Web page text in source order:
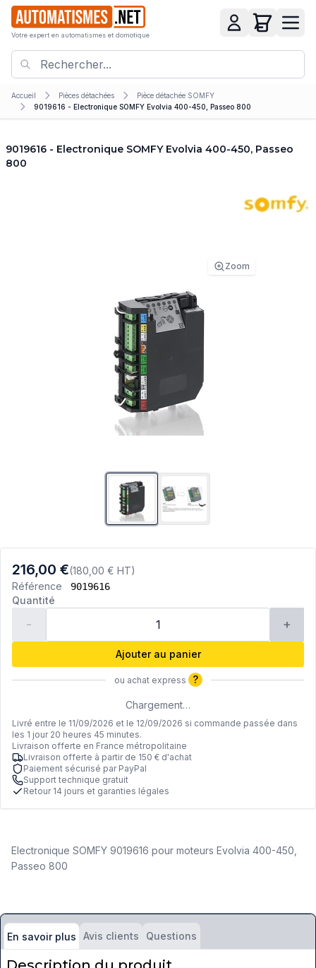
Votre expert en automatismes et domotique
Accueil Pièces détachées
Pièce détachée SOMFY
9019616 - Electronique SOMFY Evolvia 400-450, Passeo 800
9019616 - Electronique SOMFY Evolvia 400-450, Passeo
800
Zoom
216,00 €(180,00 € HT)
Référence
9019616
Quantité
- +
Ajouter au panier
ou achat express ?
Chargement…
Livré entre le 11/09/2026 et le 12/09/2026 si commande passée dans
les 1 jour 20 heures 45 minutes.
Livraison offerte en France métropolitaine
Livraison offerte à partir de 150 € d'achat
Paiement sécurisé par PayPal
Support technique gratuit
Retour 14 jours et garanties légales
Electronique SOMFY 9019616 pour moteurs Evolvia 400-450,
Passeo 800
En savoir plus Avis clients Questions